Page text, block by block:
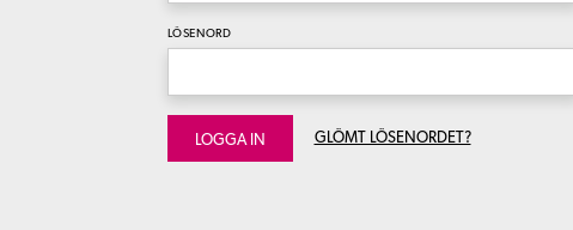
LÖSENORD
LOGGA IN GLÖMT LÖSENORDET?